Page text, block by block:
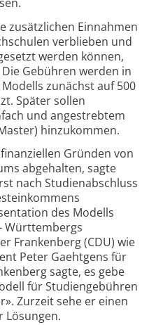
zusätzlichen Einnahmen
verblieben und
werden können,
Gebühren werden in
zunächst auf 500
Später sollen
und angestrebtem
hinzukommen.
Gründen von
abgehalten, sagte
nach Studienabschluss
des Modells
Württembergs
Frankenberg (CDU) wie
Peter Gaehtgens für
sagte, es gebe
für Studiengebühren
Zurzeit sehe er einen
Lösungen.